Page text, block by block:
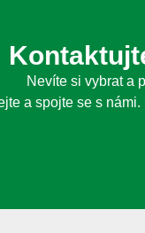
Nevíte si vybrat a
a spojte se s